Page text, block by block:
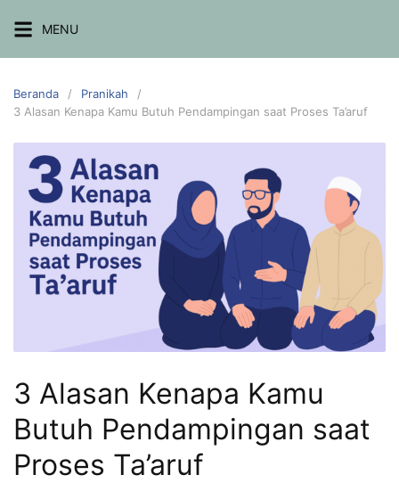
MENU
Beranda
Pranikah
3 Alasan Kenapa Kamu Butuh Pendampingan saat Proses Ta’aruf
3 Alasan Kenapa Kamu
Butuh Pendampingan saat
Proses Ta’aruf